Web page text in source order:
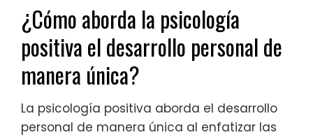
¿Cómo aborda la psicología
positiva el desarrollo personal de
manera única?
La psicología positiva aborda el desarrollo
personal de manera única al enfatizar las